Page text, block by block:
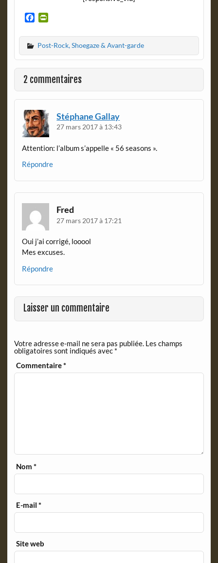
c
e
b
o
o
k
i
n
t
F
r
i
d
l
y
Post-Rock, Shoegaze & Avant-garde
2 commentaires
Stéphane Gallay
27 mars 2017 à 13:43
Attention: l’album s’appelle « 56 seasons ».
Répondre
Fred
27 mars 2017 à 17:21
Oui j’ai corrigé, looool
Mes excuses.
Répondre
Laisser un commentaire
Votre adresse e-mail ne sera pas publiée. Les champs
obligatoires sont indiqués avec *
Commentaire*
Nom*
E-mail*
Site web